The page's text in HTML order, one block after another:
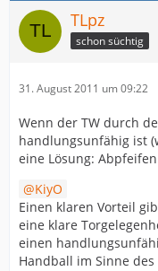
TLpz
schon süchtig
31. August 2011 um 09:22
Wenn der TW durch
handlungsunfähig ist
eine Lösung:
KiyO
Einen klaren Vorteil
eine klare
einen
Handball im Sinne